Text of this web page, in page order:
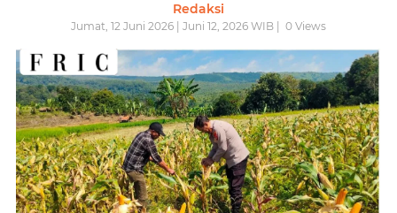
Redaksi
Jumat, 12 Juni 2026 | Juni 12, 2026 WIB | 0 Views